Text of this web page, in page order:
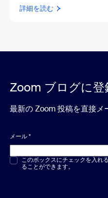
詳細を読む
Zoom ブログに登
最新の Zoom 投稿を直接メ
メール*
複数選択または単一選択*
このボックスにチェックを入れ
ることができます。